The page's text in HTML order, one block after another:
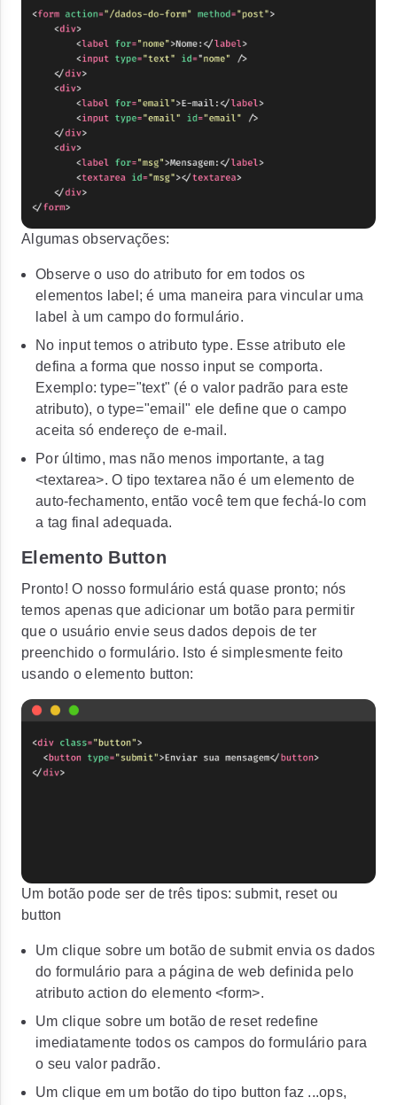
Algumas observações:
Observe o uso do atributo for em todos os
elementos label ; é uma maneira para vincular uma
label à um campo do formulário.
No input temos o atributo type. Esse atributo ele
defina a forma que nosso input se comporta.
Exemplo:type="text" (é o valor padrão para este
atributo), otype="email" ele define que o campo
aceita só endereço de e-mail.
Por último, mas não menos importante, a tag
<textarea>. O tipo textarea não é um elemento de
auto-fechamento, então você tem que fechá-lo com
a tag final adequada.
Elemento Button
Pronto! O nosso formulário está quase pronto; nós
temos apenas que adicionar um botão para permitir
que o usuário envie seus dados depois de ter
preenchido o formulário. Isto é simplesmente feito
usando o elemento button:
Um botão pode ser de três tipos: submit, resetou
button
Um clique sobre um botão de submit envia os dados
do formulário para a página de web definida pelo
atributoaction do elemento <form>.
Um clique sobre um botão de reset redefine
imediatamente todos os campos do formulário para
o seu valor padrão.
Um clique em um botão do tipo button faz ...ops,